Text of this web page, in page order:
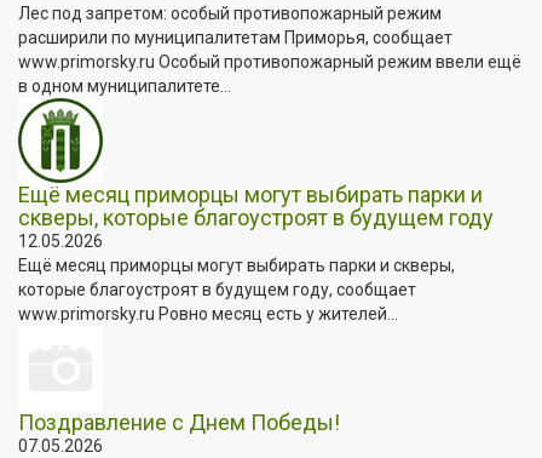
Лес под запретом: особый противопожарный режим
расширили по муниципалитетам Приморья, сообщает
www.primorsky.ru Особый противопожарный режим ввели ещё
в одном муниципалитете...
Ещё месяц приморцы могут выбирать парки и
скверы, которые благоустроят в будущем году
12.05.2026
Ещё месяц приморцы могут выбирать парки и скверы,
которые благоустроят в будущем году, сообщает
www.primorsky.ru Ровно месяц есть у жителей...
Поздравление с Днем Победы!
07.05.2026